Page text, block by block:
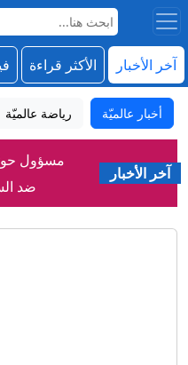
آخر الأخبار الأكثر قراءة
أخبار عالميّة رياضة عالميّة
آخر الأخبار
ضد
معنى